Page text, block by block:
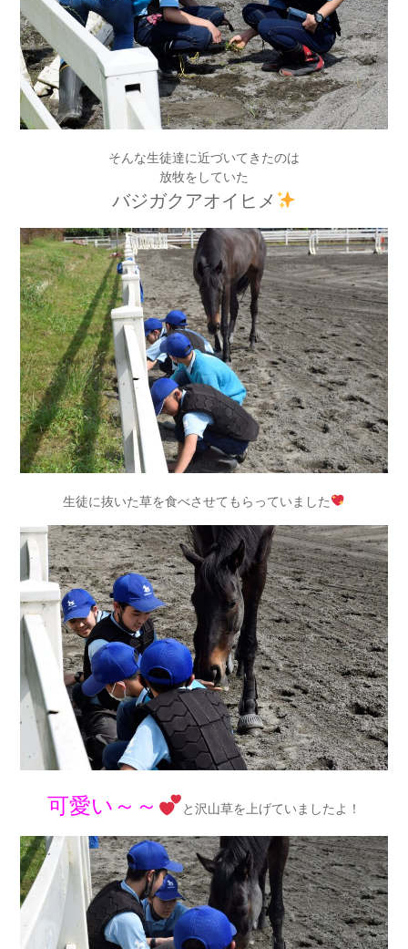
そんな生徒達に近づいてきたのは
放牧をしていた
バジガクアオイヒメ
生徒に抜いた草を食べさせてもらっていました
可愛い～～ と沢山草を上げていましたよ！